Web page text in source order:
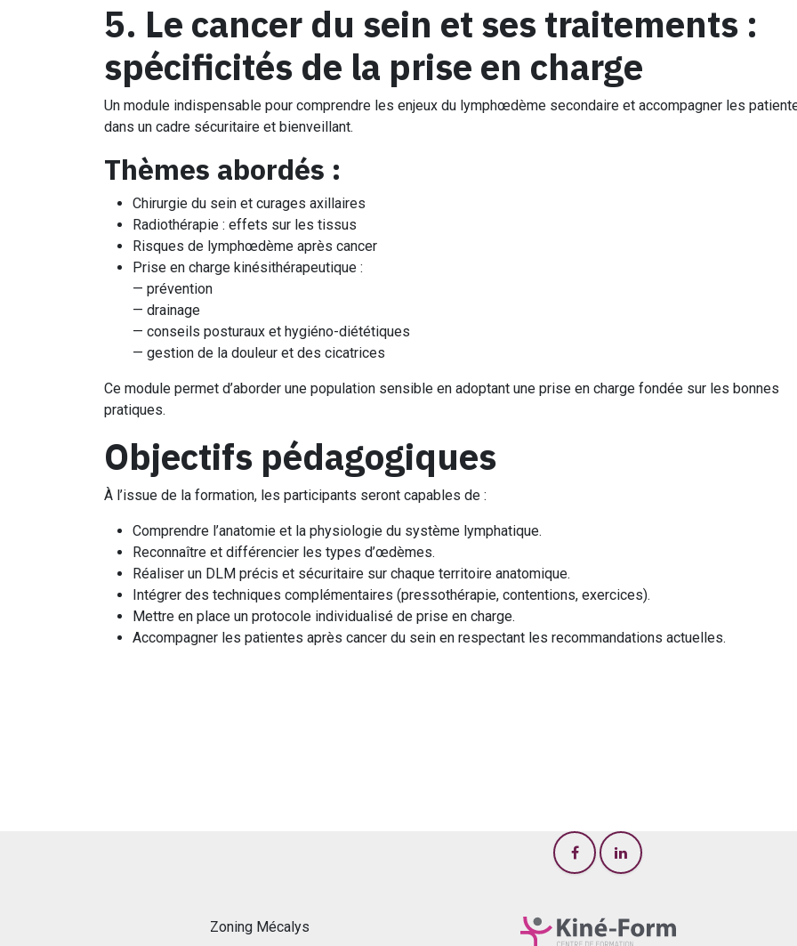
5. Le cancer du sein et ses traitements :
spécificités de la prise en charge
Un module indispensable pour comprendre les enjeux du lymphœdème secondaire et accompagner les
dans un cadre sécuritaire et bienveillant.
Thèmes abordés :
Chirurgie du sein et curages axillaires
Radiothérapie : effets sur les tissus
Risques de lymphœdème après cancer
Prise en charge kinésithérapeutique :
— prévention
— drainage
— conseils posturaux et hygiéno-diététiques
— gestion de la douleur et des cicatrices
Ce module permet d’aborder une population sensible en adoptant une prise en charge fondée sur les bonnes
pratiques.
Objectifs pédagogiques
À l’issue de la formation, les participants seront capables de :
Comprendre l’anatomie et la physiologie du système lymphatique.
Reconnaître et différencier les types d’œdèmes.
Réaliser un DLM précis et sécuritaire sur chaque territoire anatomique.
Intégrer des techniques complémentaires (pressothérapie, contentions, exercices).
Mettre en place un protocole individualisé de prise en charge.
Accompagner les patientes après cancer du sein en respectant les recommandations actuelles.
Zoning Mécalys